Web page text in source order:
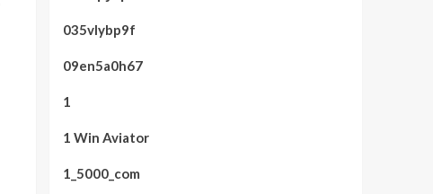
035vlybp9f
09en5a0h67
1
1 Win Aviator
1_5000_com